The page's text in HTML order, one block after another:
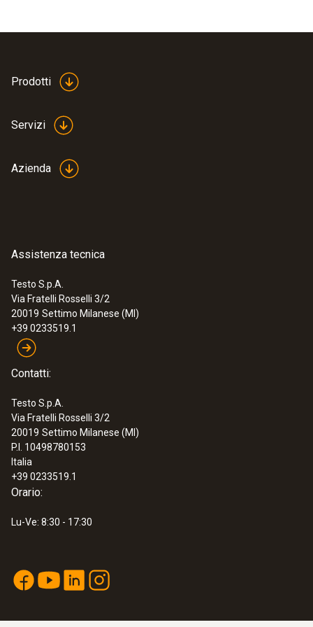
Prodotti
Servizi
Azienda
Assistenza tecnica
Testo S.p.A.
Via Fratelli Rosselli 3/2
20019 Settimo Milanese (MI)
+39 0233519.1
Contatti:
Testo S.p.A.
Via Fratelli Rosselli 3/2
20019 Settimo Milanese (MI)
P.I. 10498780153
Italia
+39 0233519.1
Orario:
Lu-Ve: 8:30 - 17:30